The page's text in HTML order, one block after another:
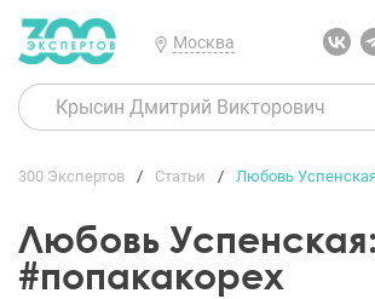
Москва
300 Экспертов Статьи Любовь
Любовь Успенская:
#попакакорех